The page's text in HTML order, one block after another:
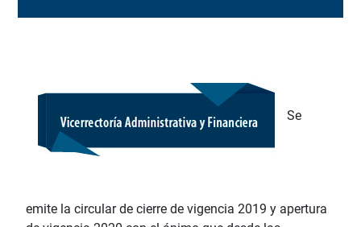
Se
emite la circular de cierre de vigencia 2019 y apertura